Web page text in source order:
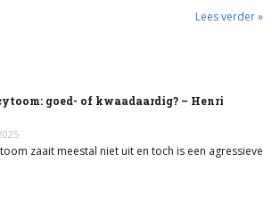
Lees verder »
goed- of kwaadaardig? – Henri
zaait meestal niet uit en toch is een agressieve